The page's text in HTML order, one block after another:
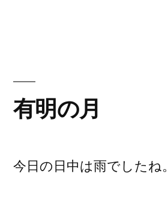
有明の月
今日の日中は雨でしたね。